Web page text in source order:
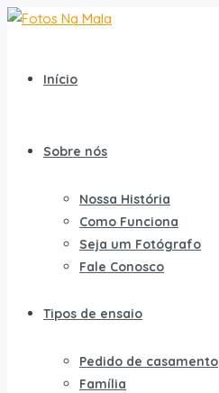
Início
Sobre nós
Nossa História
Como Funciona
Seja um Fotógrafo
Fale Conosco
Tipos de ensaio
Pedido de casamento
Família